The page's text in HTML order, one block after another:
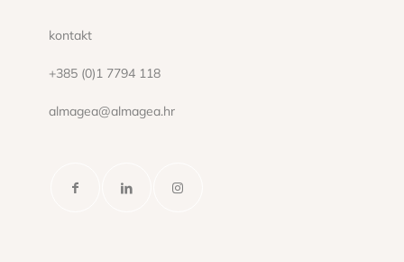
kontakt
+385 (0)1 7794 118
almagea@almagea.hr